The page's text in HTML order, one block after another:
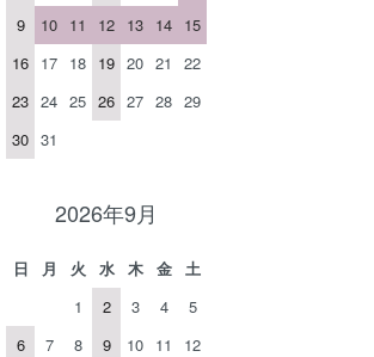
9
10 11 12 13 14 15
16 17 18 19 20 21
22
23 24 25 26 27 28 29
30 31
2026年9月
日 月 火 水 木 金
土
1
2 3 4
5
6
7 8 9 10 11
12